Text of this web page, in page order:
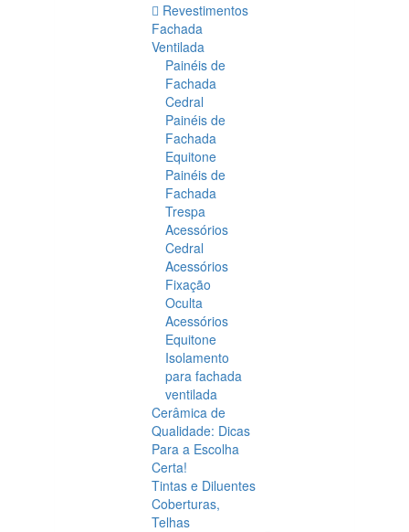
Revestimentos
Fachada
Ventilada
Painéis de
Fachada
Cedral
Painéis de
Fachada
Equitone
Painéis de
Fachada
Trespa
Acessórios
Cedral
Acessórios
Fixação
Oculta
Acessórios
Equitone
Isolamento
para fachada
ventilada
Cerâmica de
Qualidade: Dicas
Para a Escolha
Certa!
Tintas e Diluentes
Coberturas,
Telhas